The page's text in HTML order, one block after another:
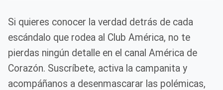
Si quieres conocer la verdad detrás de cada
escándalo que rodea al Club América, no te
pierdas ningún detalle en el canal América de
Corazón. Suscríbete, activa la campanita y
acompáñanos a desenmascarar las polémicas,